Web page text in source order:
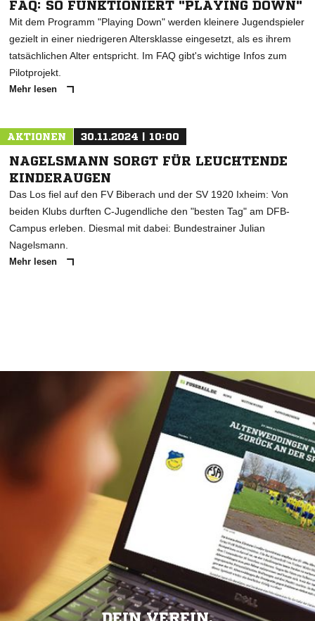
FAQ: SO FUNKTIONIERT "PLAYING DOWN"
Mit dem Programm "Playing Down" werden kleinere Jugendspieler
gezielt in einer niedrigeren Altersklasse eingesetzt, als es ihrem
tatsächlichen Alter entspricht. Im FAQ gibt's wichtige Infos zum
Pilotprojekt.
Mehr lesen
AKTIONEN 30.11.2024 | 10:00
NAGELSMANN SORGT FÜR LEUCHTENDE
KINDERAUGEN
Das Los fiel auf den FV Biberach und der SV 1920 Ixheim: Von
beiden Klubs durften C-Jugendliche den "besten Tag" am DFB-
Campus erleben. Diesmal mit dabei: Bundestrainer Julian
Nagelsmann.
Mehr lesen